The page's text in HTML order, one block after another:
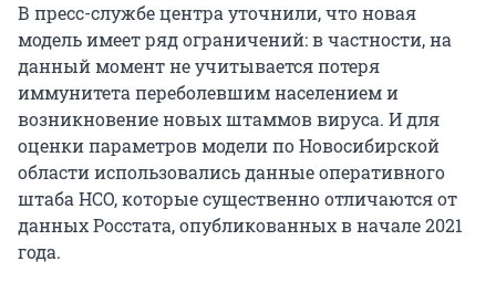
В пресс-службе центра уточнили, что новая
модель имеет ряд ограничений: в частности, на
данный момент не учитывается потеря
иммунитета переболевшим населением и
возникновение новых штаммов вируса. И для
оценки параметров модели по Новосибирской
области использовались данные оперативного
штаба НСО, которые существенно отличаются от
данных Росстата, опубликованных в начале 2021
года.